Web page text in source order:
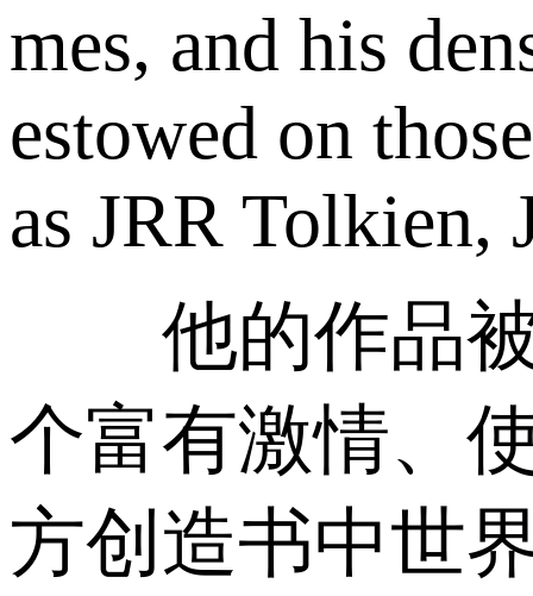
mes, and his
estowed on
as JRR Tolkien,
他的作品被
个富有激情、
方创造书中世